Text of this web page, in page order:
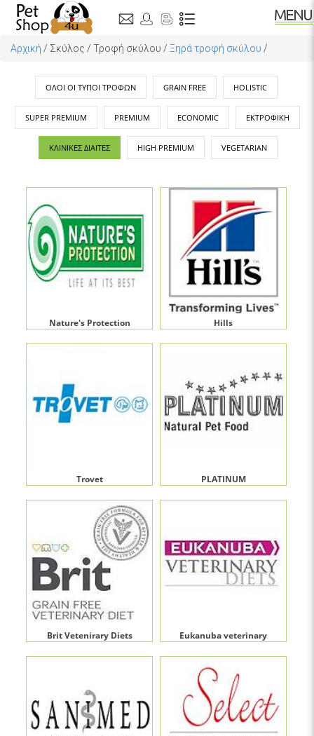
Αρχική / Σκύλος / Τροφή σκύλου / Ξηρά τροφή σκύλου /
ΌΛΟΙ ΟΙ ΤΎΠΟΙ ΤΡΟΦΏΝ GRAIN FREE HOLISTIC
SUPER PREMIUM PREMIUM ECONOMIC ΕΚΤΡΟΦΙΚΉ
ΚΛΙΝΙΚΈΣ ΔΊΑΙΤΕΣ HIGH PREMIUM VEGETARIAN
Nature's Protection Hills
Trovet PLATINUM
Brit Vetenirary Diets Eukanuba veterinary